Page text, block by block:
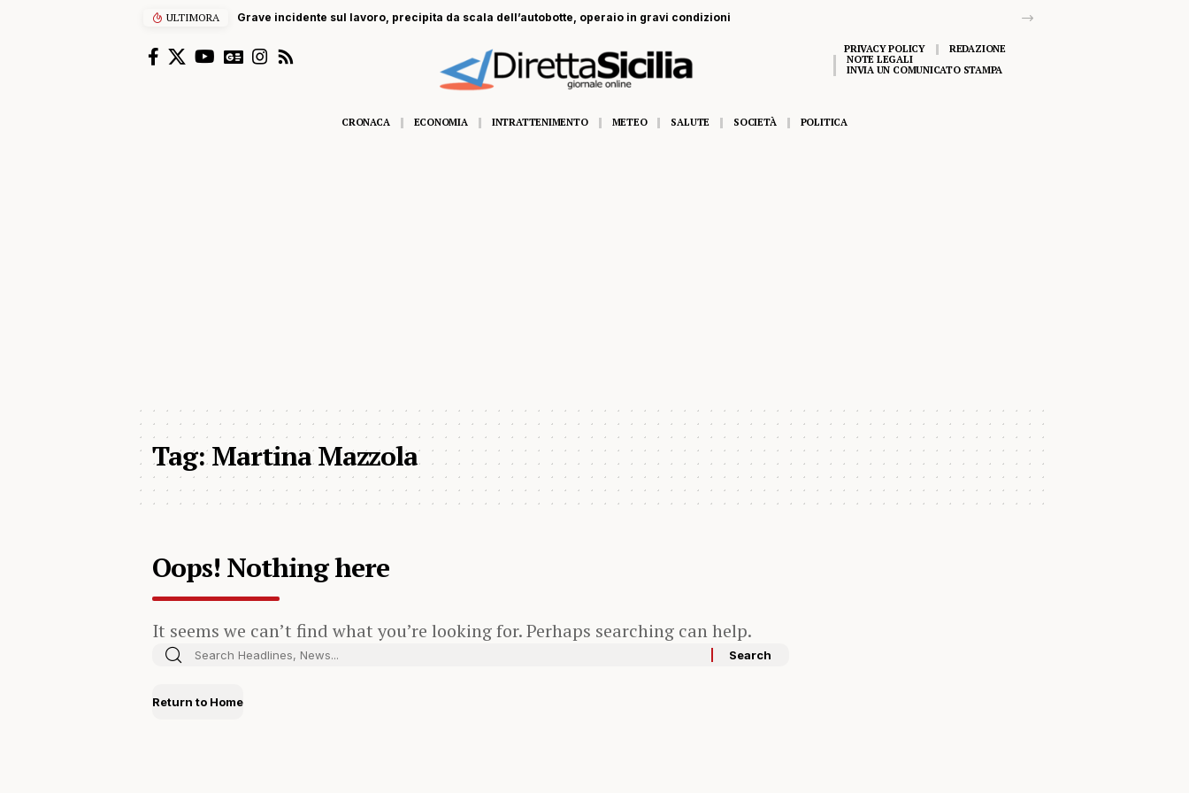
ULTIMORA Grave incidente sul lavoro, precipita da scala dell’autobotte, operaio in gravi condizioni
PRIVACY POLICY
REDAZIONE
NOTE LEGALI
INVIA UN COMUNICATO STAMPA
CRONACA ECONOMIA INTRATTENIMENTO METEO SALUTE SOCIETÀ POLITICA
Tag:Martina Mazzola
Oops! Nothing here
It seems we can’t find what you’re looking for. Perhaps searching can help.
Return to Home